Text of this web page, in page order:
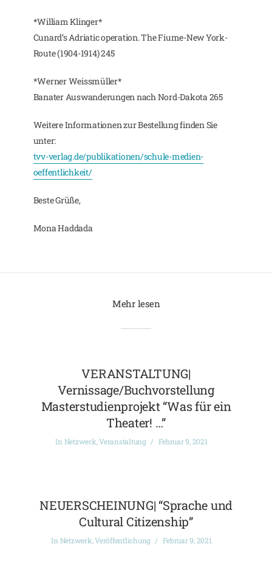
*William Klinger*
Cunard’s Adriatic operation. The Fiume-New York-
Route (1904-1914) 245
*Werner Weissmüller*
Banater Auswanderungen nach Nord-Dakota 265
Weitere Informationen zur Bestellung finden Sie
unter:
tvv-verlag.de/publikationen/schule-medien-
oeffentlichkeit/
Beste Grüße,
Mona Haddada
Mehr lesen
VERANSTALTUNG|
Vernissage/Buchvorstellung
Masterstudienprojekt “Was für ein
Theater! …”
In Netzwerk,Veranstaltung Februar 9, 2021
NEUERSCHEINUNG| “Sprache und
Cultural Citizenship”
In Netzwerk,Veröffentlichung Februar 9, 2021